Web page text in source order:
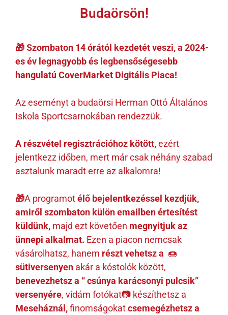
Budaörsön!
🎁Szombaton 14 órától kezdetét veszi, a 2024-
es év legnagyobb és legbensőségesebb
hangulatú CoverMarket Digitális Piaca!
Az eseményt a budaörsi Herman Ottó Általános
Iskola Sportcsarnokában rendezzük.
A részvétel regisztrációhoz kötött,ezért
jelentkezz időben, mert már csak néhány szabad
asztalunk maradt erre az alkalomra!
🎁A programotélő bejelentkezéssel kezdjük,
amiről szombaton külön emailben értesítést
küldünk, majd ezt követően megnyitjuk az
ünnepi alkalmat. Ezen a piacon nemcsak
vásárolhatsz, hanem részt vehetsz a 🍩
sütiversenyen akár a kóstolók között,
benevezhetsz a “ csúnya karácsonyi pulcsik”
versenyére, vidám fotókat📷 készíthetsz a
Meseháznál,finomságokatcsemegézhetsz a